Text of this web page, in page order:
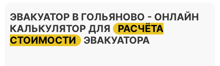
ЭВАКУАТОР В ГОЛЬЯНОВО - ОНЛАЙН
КАЛЬКУЛЯТОР ДЛЯ
РАСЧЁТА
СТОИМОСТИ
ЭВАКУАТОРА